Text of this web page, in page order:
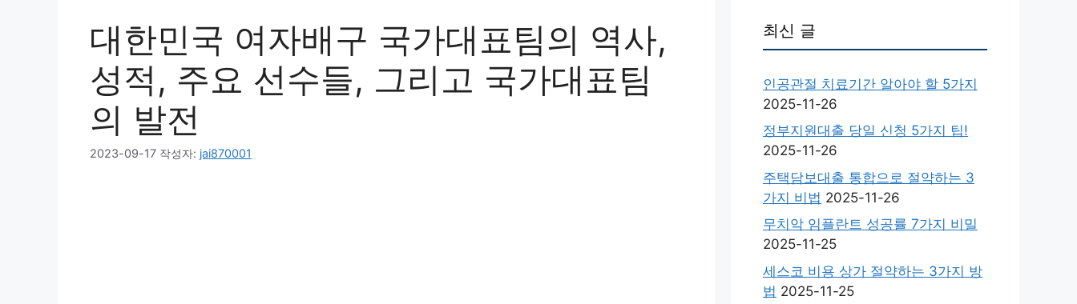
대한민국 여자배구 국가대표팀의 역사,
성적, 주요 선수들, 그리고 국가대표팀
의 발전
2023-09-17 작성자: jai870001
최신 글
인공관절 치료기간 알아야 할 5가지
2025-11-26
정부지원대출 당일 신청 5가지 팁!
2025-11-26
주택담보대출 통합으로 절약하는 3
가지 비법 2025-11-26
무치악 임플란트 성공률 7가지 비밀
2025-11-25
세스코 비용 상가 절약하는 3가지 방
법 2025-11-25